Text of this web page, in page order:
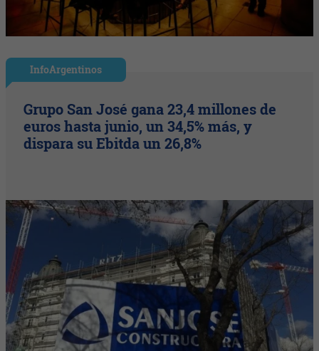
InfoArgentinos
Grupo San José gana 23,4 millones de
euros hasta junio, un 34,5% más, y
dispara su Ebitda un 26,8%